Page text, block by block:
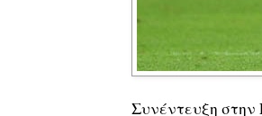
Συνέντευξη στην